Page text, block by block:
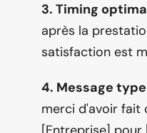
3. Timing
après la
satisfaction est
4. Message type
merci d'avoir fait